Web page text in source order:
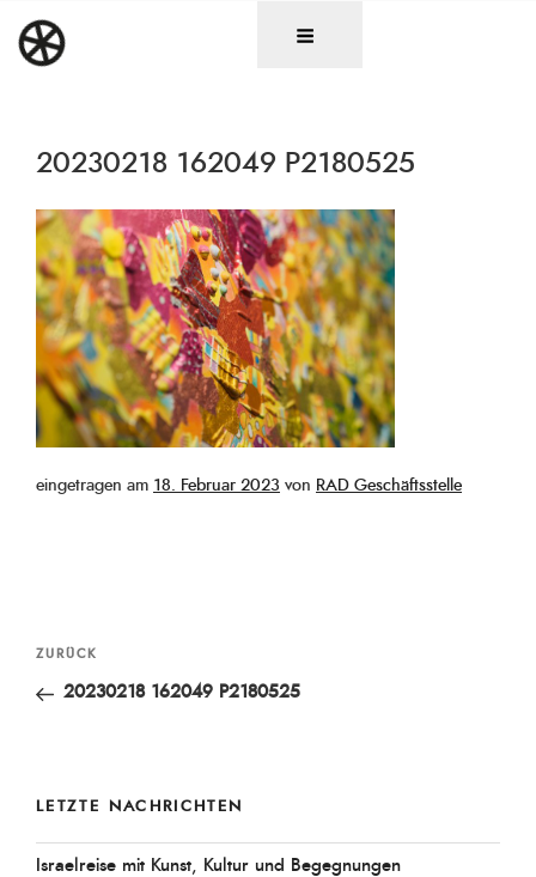
Inhalt
springen
20230218 162049 P2180525
eingetragen am Veröffentlicht
18. Februar 2023 von RAD Geschäftsstelle
Beitragsnavigation
Vorheriger
Beitrag
ZURÜCK
20230218 162049 P2180525
LETZTE NACHRICHTEN
Israelreise mit Kunst, Kultur und Begegnungen